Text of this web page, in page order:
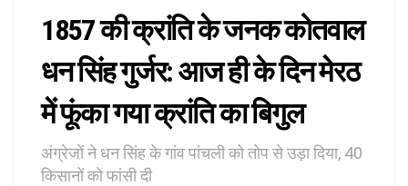
1857 की क्रांति के जनक कोतवाल
धन सिंह गुर्जर: आज ही के दिन मेरठ
में फूंका गया क्रांति का बिगुल
अंग्रेजों ने धन सिंह के गांव पांचली को तोप से उड़ा दिया, 40
किसानों को फांसी दी